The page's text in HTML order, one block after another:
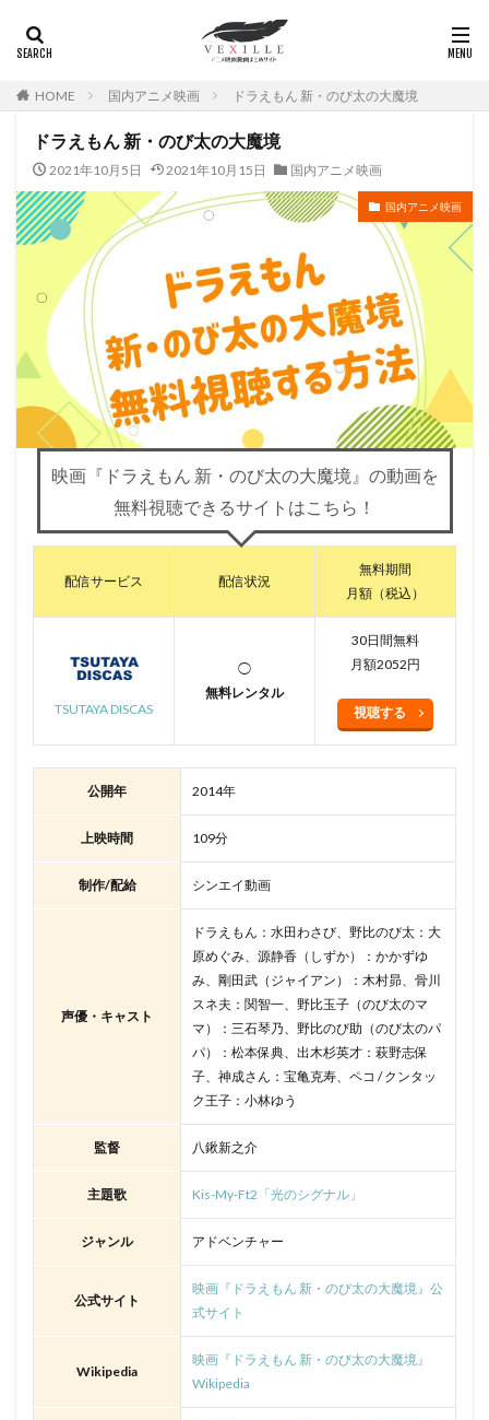
HOME 国内アニメ映画 ドラえもん 新・のび太の大魔境
ドラえもん 新・のび太の大魔境
2021年10月5日 2021年10月15日 国内アニメ映画
国内アニメ映画
映画『ドラえもん 新・のび太の大魔境』の動画を
無料視聴できるサイトはこちら！
配信サービス 配信状況
無料期間
月額（税込）
TSUTAYA DISCAS
◯
無料レンタル
30日間無料
月額2052円
視聴する
公開年 2014年
上映時間 109分
制作/配給 シンエイ動画
声優・キャスト
ドラえもん：水田わさび、野比のび太：大
原めぐみ、源静香（しずか）：かかずゆ
み、剛田武（ジャイアン）：木村昴、骨川
スネ夫：関智一、野比玉子（のび太のマ
マ）：三石琴乃、野比のび助（のび太のパ
パ）：松本保典、出木杉英才：萩野志保
子、神成さん：宝亀克寿、ペコ / クンタッ
ク王子：小林ゆう
監督 八鍬新之介
主題歌 Kis-My-Ft2「光のシグナル」
ジャンル アドベンチャー
公式サイト
映画『ドラえもん 新・のび太の大魔境』公
式サイト
Wikipedia
映画『ドラえもん 新・のび太の大魔境』
Wikipedia